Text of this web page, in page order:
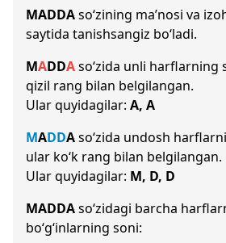
MADDAso‘zining ma’nosi va
saytida tanishsangiz bo‘ladi.
MADDAso‘zida unli harflarning
qizil rang bilan belgilangan.
Ular quyidagilar: A, A
MADDAso‘zida undosh
ular ko‘k rang bilan belgilangan.
Ular quyidagilar: M, D, D
MADDAso‘zidagi barcha
bo‘g‘inlarning soni: